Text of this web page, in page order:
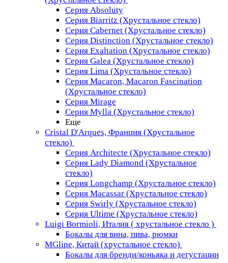
Серия Absoluty
Серия Biarritz (Хрустальное стекло)
Серия Cabernet (Хрустальное стекло)
Серия Distinction (Хрустальное стекло)
Серия Exaltation (Хрустальное стекло)
Серия Galea (Хрустальное стекло)
Серия Lima (Хрустальное стекло)
Серия Macaron, Macaron Fascination
(Хрустальное стекло)
Серия Mirage
Серия Mylla (Хрустальное стекло)
Еще
Cristal D'Arques, Франция (Хрустальное
стекло)
Серия Architecte (Хрустальное стекло)
Серия Lady Diamond (Хрустальное
стекло)
Серия Longchamp (Хрустальное стекло)
Серия Macassar (Хрустальное стекло)
Серия Swirly (Хрустальное стекло)
Серия Ultime (Хрустальное стекло)
Luigi Bormioli, Италия ( хрустальное стекло )
Бокалы для вина, пива, рюмки
MGline, Китай (хрустальное стекло)
Бокалы для бренди/коньяка и дегустации